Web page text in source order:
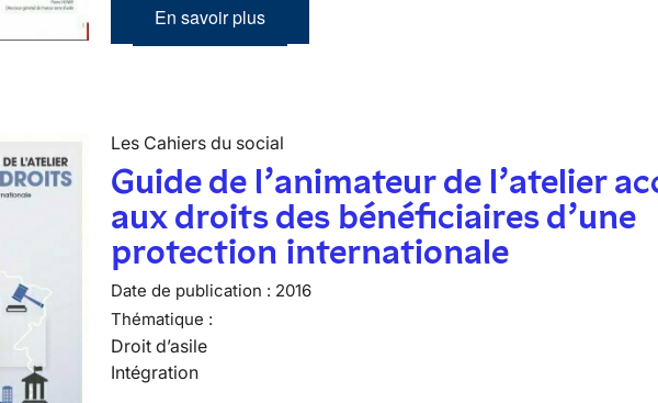
En savoir plus
Les Cahiers du social
Guide de l’animateur de l’atelier
aux droits des bénéficiaires d’une
protection internationale
Date de publication : 2016
Thématique :
Droit d’asile
Intégration